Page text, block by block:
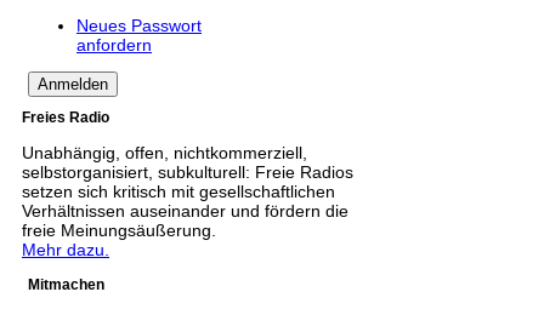
Neues Passwort
anfordern
Freies Radio
Unabhängig, offen, nichtkommerziell,
selbstorganisiert, subkulturell: Freie Radios
setzen sich kritisch mit gesellschaftlichen
Verhältnissen auseinander und fördern die
freie Meinungsäußerung.
Mehr dazu.
Mitmachen